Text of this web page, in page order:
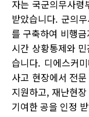
자는 국군의무사
받았습니다. 군의
를 구축하여 비행
시간 상황통제와
습니다. 디에스커
사고 현장에서 전
지원하고, 재난현
기여한 공을 인정